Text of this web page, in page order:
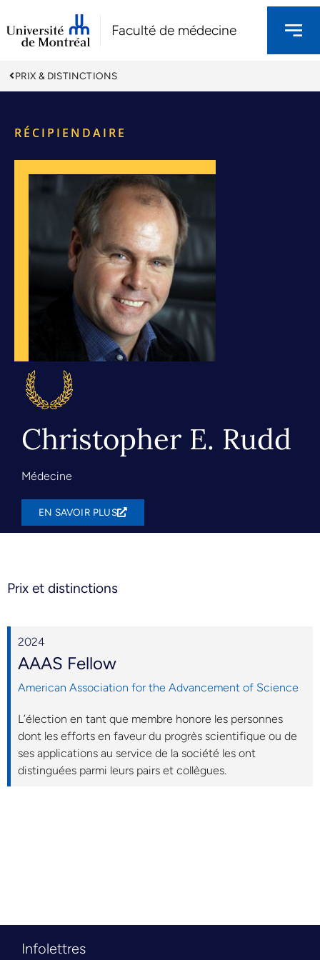
Faculté de médecine
PRIX & DISTINCTIONS
RÉCIPIENDAIRE
Christopher E. Rudd
Médecine
EN SAVOIR PLUS
Prix et distinctions
2024
AAAS Fellow
American Association for the Advancement of Science
L’élection en tant que membre honore les personnes
dont les efforts en faveur du progrès scientifique ou de
ses applications au service de la société les ont
distinguées parmi leurs pairs et collègues.
Infolettres